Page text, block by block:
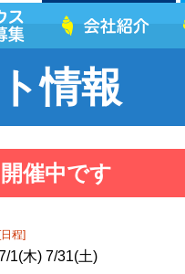
情報
催中です
[日程]
1(木) 7/31(土)